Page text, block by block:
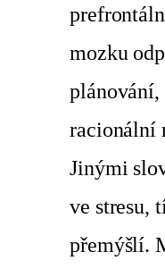
mozku
plánování,
racionální
Jinými
ve stresu,
přemýšlí.